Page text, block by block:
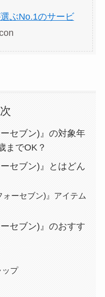
ぶNo.1のサービ
セブン)』の対象年
までOK？
セブン)』とはどん
ォーセブン)』アイテム
セブン)』のおすす
ップ